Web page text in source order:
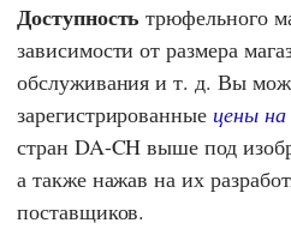
Доступность трюфельного
зависимости от размера
обслуживания и т. д. Вы
зарегистрированные цены
стран DA-CH выше под
а также нажав на их
поставщиков.